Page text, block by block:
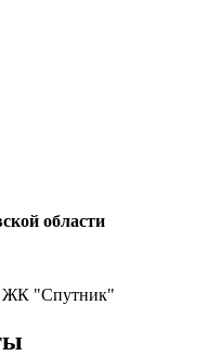
области
ЖК "Спутник"